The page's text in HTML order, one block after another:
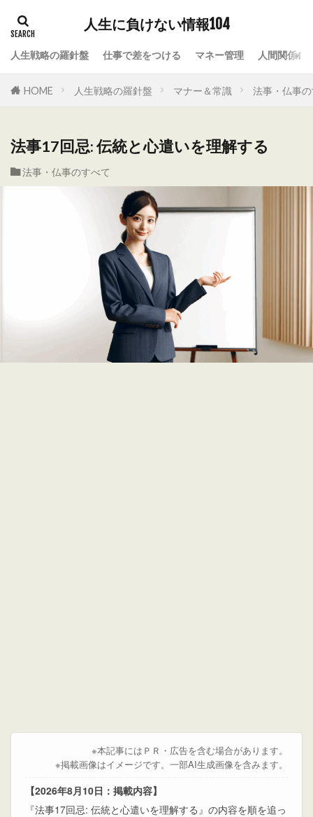
人生に負けない情報104
人生戦略の羅針盤 仕事で差をつける マネー管理 人間関係の
HOME 人生戦略の羅針盤 マナー＆常識 法事・仏事
法事17回忌: 伝統と心遣いを理解する
法事・仏事のすべて
※本記事にはＰＲ・広告を含む場合があります。
※掲載画像はイメージです。一部AI生成画像を含みます。
【2026年8月10日：掲載内容】
『法事17回忌: 伝統と心遣いを理解する』の内容を順を追っ